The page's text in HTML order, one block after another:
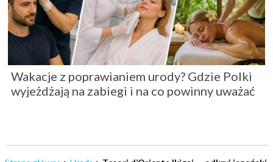
Wakacje z poprawianiem urody? Gdzie Polki
wyjeżdżają na zabiegi i na co powinny uważać